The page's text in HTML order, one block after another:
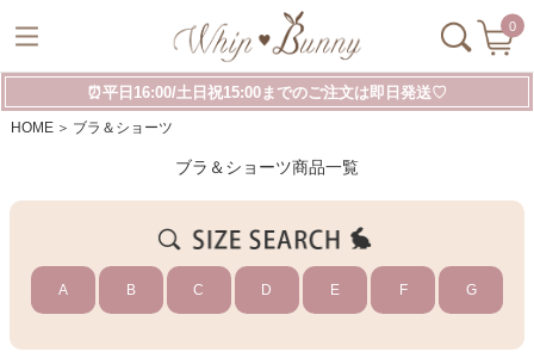
0
⏰平日16:00/土日祝15:00までのご注文は即日発送♡
HOME ブラ＆ショーツ
ブラ＆ショーツ商品一覧
A B C D E F G